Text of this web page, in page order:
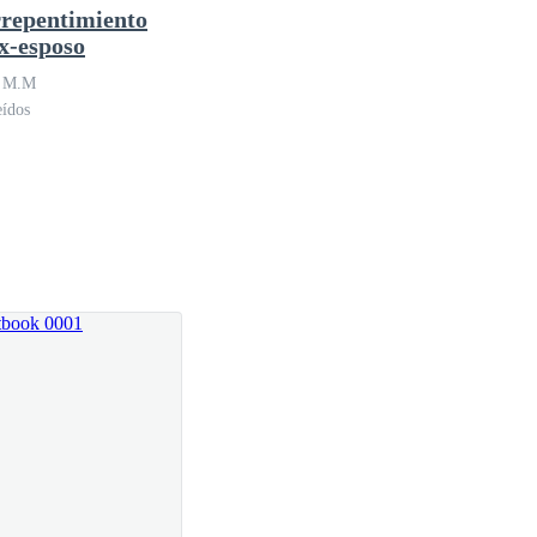
cabello estaba enmarañado, cubriéndole gran
firmes, perfectos, y yo me moría por
el aire, y notase una ligera mejoría en mis
esposo
M.M